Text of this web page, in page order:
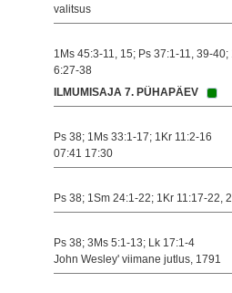
valitsus
1Ms 45:3-11, 15; Ps 37:1-11, 39-
6:27-38
ILMUMISAJA 7. PÜHAPÄEV
Ps 38; 1Ms 33:1-17; 1Kr 11:2-16
07:41 17:30
Ps 38; 1Sm 24:1-22; 1Kr 11:17-22,
Ps 38; 3Ms 5:1-13; Lk 17:1-4
John Wesley' viimane jutlus, 1791